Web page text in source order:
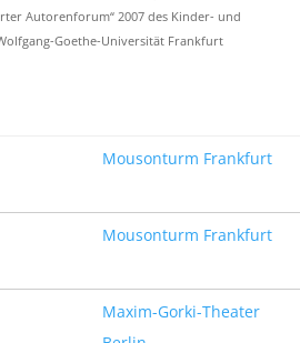
Autorenforum“ 2007 des Kinder- und
Goethe-Universität Frankfurt
Mousonturm Frankfurt
Mousonturm Frankfurt
Maxim-Gorki-Theater